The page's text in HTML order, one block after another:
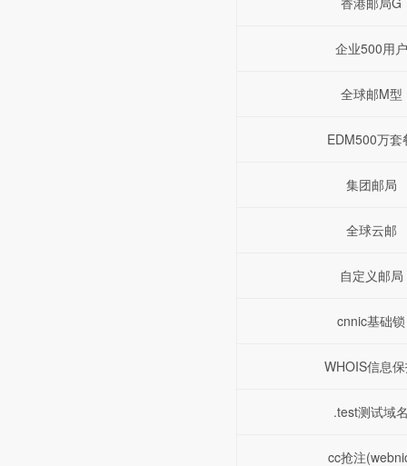
企业500用户
全球邮M型
EDM500万套
集团邮局
全球云邮
自定义邮局
cnnic基础锁
WHOIS信息
.test测试域
cc抢注